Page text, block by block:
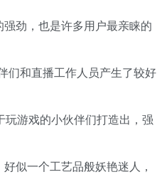
劲，也是许多用户最亲睐的
们和直播工作人员产生了较好
游戏的小伙伴们打造出，强
似一个工艺品般妖艳迷人，